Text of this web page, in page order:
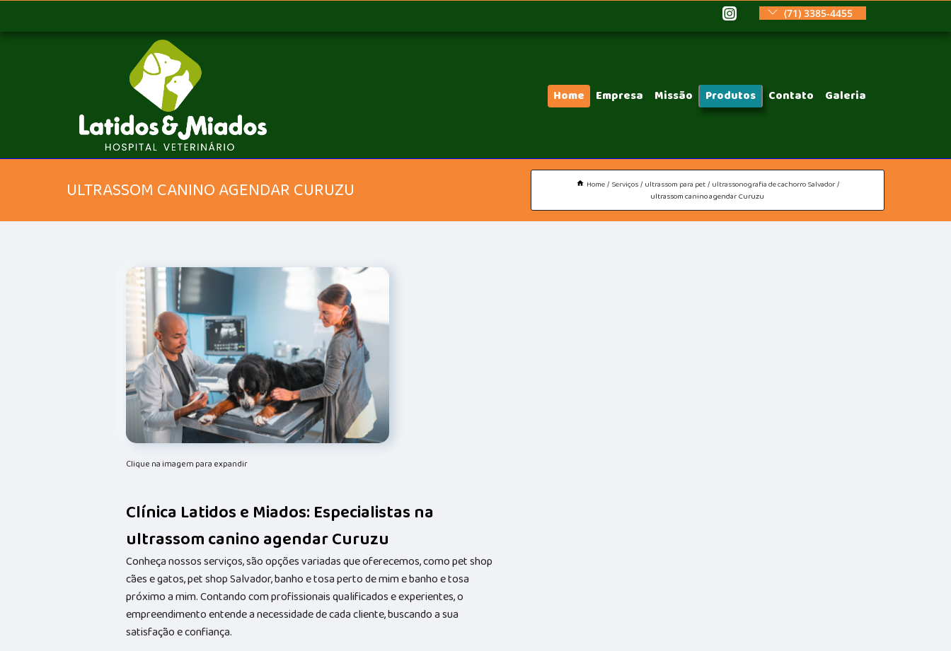
(71) 3385-4455
Home Empresa Missão Produtos Contato Galeria
ULTRASSOM CANINO AGENDAR CURUZU Home Serviços ultrassom para pet ultrassonografia de cachorro Salvador
ultrassom canino agendar Curuzu
Clique na imagem para expandir
Clínica Latidos e Miados: Especialistas na
ultrassom canino agendar Curuzu
Conheça nossos serviços, são opções variadas que oferecemos, como pet shop
cães e gatos, pet shop Salvador, banho e tosa perto de mim e banho e tosa
próximo a mim. Contando com profissionais qualificados e experientes, o
empreendimento entende a necessidade de cada cliente, buscando a sua
satisfação e confiança.